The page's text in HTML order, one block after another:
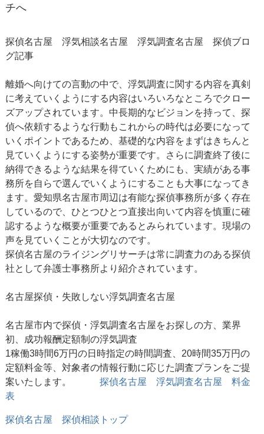
チへ
探偵名古屋 浮気相談名古屋 浮気調査名古屋 探偵ブロ
グ記事
離婚へ向けての言動の中で、浮気調査に関する内容を真剣
に考えていくようにする内容はいろいろなところでクロー
ズアップされています。中長期的なビジョンを持って、探
偵へ依頼するような行動もこれからの時代は必要になって
いくポイントであるため、基礎的な内容をまずはきちんと
見ていくようにする姿勢が重要です。さらに調査終了後に
納得できるような結果を得ていくためにも、実績がある事
務所を自らで選んでいくようにすることも大事になってき
ます。愛知県名古屋市周辺は有能な探偵事務所が多く存在
しているので、ひとつひとつ直接出向いて内容を慎重に確
認するような概要が重要であるとみられています。現場の
声を見ていくことが大切なのです。
探偵名古屋のライジングリサーチは常に調査力のある探偵
社として弁護士事務所より紹介されています。
名古屋探偵・失敗しない浮気調査名古屋
名古屋市内で探偵・浮気調査名古屋をお探しの方、業界
初、成功報酬定額制の浮気調査
1稼働3時間6万円の日時指定の時間調査、20時間35万円の
定額料金等、対象者の情報行動に応じた調査プランをご提
案いたします。 探偵名古屋 浮気調査名古屋 料金
表
探偵名古屋 探偵相談トップ